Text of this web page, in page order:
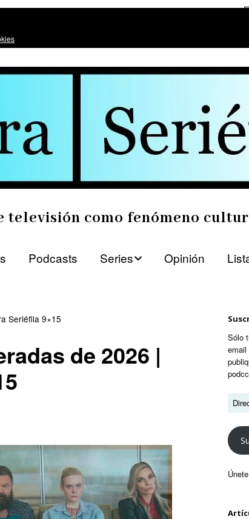
televisión como fenómeno
Podcasts Series
Series USA
Opinión
Seriéfila 9×15
de 2026 |
Sólo
email